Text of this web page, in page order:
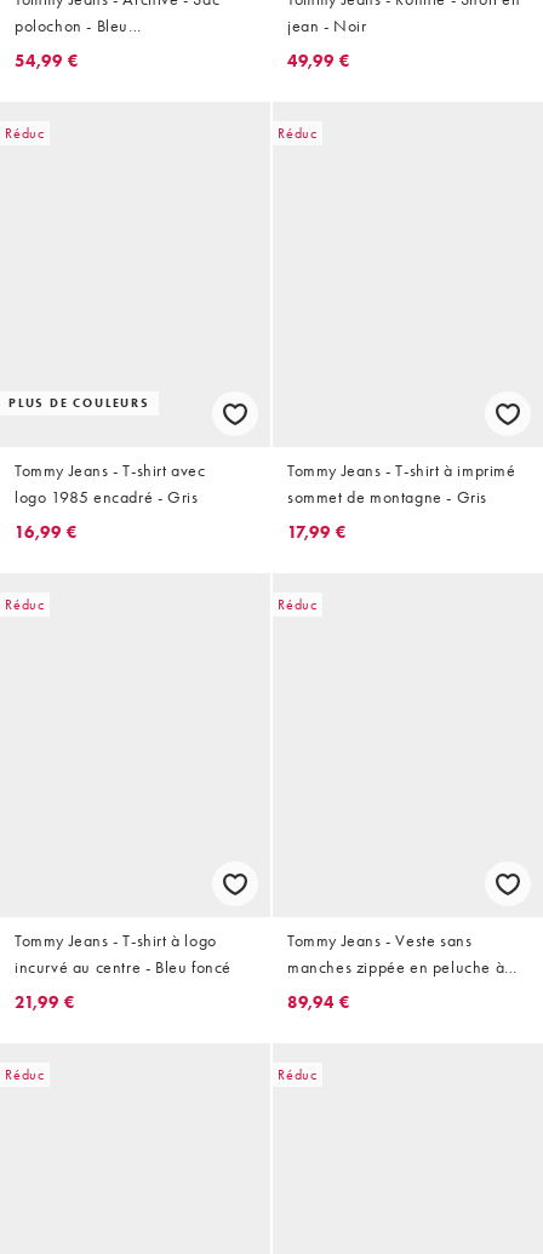
polochon - Bleu
marine/rouge/blanc
54,99 €
jean - Noir
49,99 €
Réduc
PLUS DE COULEURS
Tommy Jeans - T-shirt avec
logo 1985 encadré - Gris
16,99 €
Réduc
Tommy Jeans - T-shirt à imprimé
sommet de montagne - Gris
17,99 €
Réduc
Tommy Jeans - T-shirt à logo
incurvé au centre - Bleu foncé
21,99 €
Réduc
Tommy Jeans - Veste sans
manches zippée en peluche à
motifs - Marron
89,94 €
Réduc Réduc